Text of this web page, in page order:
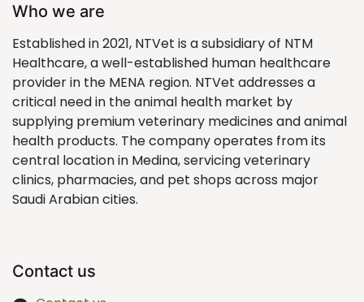
Who we are
Established in 2021, NTVet is a subsidiary of NTM
Healthcare, a well-established human healthcare
provider in the MENA region. NTVet addresses a
critical need in the animal health market by
supplying premium veterinary medicines and animal
health products. The company operates from its
central location in Medina, servicing veterinary
clinics, pharmacies, and pet shops across major
Saudi Arabian cities.
Contact us